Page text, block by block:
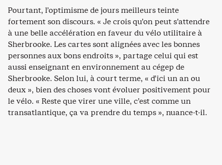
Pourtant, l’optimisme de jours meilleurs teinte
fortement son discours. « Je crois qu’on peut s’attendre
à une belle accélération en faveur du vélo utilitaire à
Sherbrooke. Les cartes sont alignées avec les bonnes
personnes aux bons endroits », partage celui qui est
aussi enseignant en environnement au cégep de
Sherbrooke. Selon lui, à court terme, « d’ici un an ou
deux », bien des choses vont évoluer positivement pour
le vélo. « Reste que virer une ville, c’est comme un
transatlantique, ça va prendre du temps », nuance-t-il.